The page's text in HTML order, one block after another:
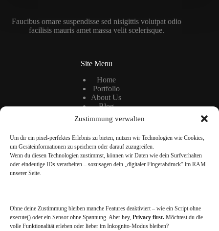
Zustimmung verwalten
Um dir ein pixel-perfektes Erlebnis zu bieten, nutzen wir Technologien wie Cookies,
um Geräteinformationen zu speichern oder darauf zuzugreifen.
Wenn du diesen Technologien zustimmst, können wir Daten wie dein Surfverhalten
oder eindeutige IDs verarbeiten – sozusagen dein „digitaler Fingerabdruck“ im RAM
unserer Seite.
Ohne deine Zustimmung bleiben manche Features deaktiviert – wie ein Script ohne
execute() oder ein Sensor ohne Spannung. Aber hey, Privacy first. Möchtest du die
volle Funktionalität erleben oder lieber im Inkognito-Modus bleiben?
Faucibus ornare suspendisse sed nisigittis volutpat odio
facilisis mauris amet massa velit scelerisque.
Site Menu
Home
Portfolio
About Us
Blog
Information
FAQ
Site Map
Contact us